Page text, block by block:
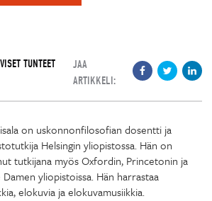
TUNTEET
JAA
ARTIKKELI:
on uskonnonfilosofian dosentti ja
Helsingin yliopistossa. Hän on
tutkijana myös Oxfordin, Princetonin ja
yliopistoissa. Hän harrastaa
elokuvia ja elokuvamusiikkia.